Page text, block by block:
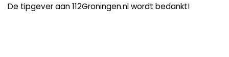
De tipgever aan 112Groningen.nl wordt bedankt!